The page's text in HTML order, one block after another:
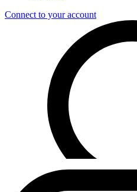
Connect to your account